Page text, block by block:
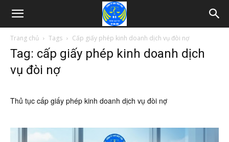
Trang chủ Tags Cấp giấy phép kinh doanh dịch vụ đòi nợ
Tag: cấp giấy phép kinh doanh dịch
vụ đòi nợ
Thủ tục cấp giấy phép kinh doanh dịch vụ đòi nợ